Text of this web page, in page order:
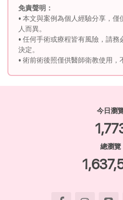
免責聲明：
• 本文與案例為個人經驗分享，
人而異。
• 任何手術或療程皆有風險，請
決定。
• 術前術後照僅供醫師衛教使用，
今日瀏
總瀏覽